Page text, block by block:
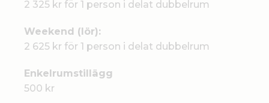
2 325 kr för 1 person i delat dubbelrum
Weekend (lör):
2 625 kr​ för 1 person i delat dubbelrum
Enkelrumstillägg
500 kr